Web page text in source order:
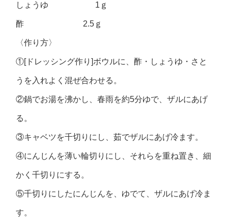
しょうゆ 1ｇ
酢 2.5ｇ
〈作り方〉
①[ドレッシング作り]ボウルに、酢・しょうゆ・さと
うを入れよく混ぜ合わせる。
②鍋でお湯を沸かし、春雨を約5分ゆで、ザルにあげ
る。
③キャベツを千切りにし、茹でザルにあげ冷ます。
④にんじんを薄い輪切りにし、それらを重ね置き、細
かく千切りにする。
⑤千切りにしたにんじんを、ゆでて、ザルにあげ冷ま
す。